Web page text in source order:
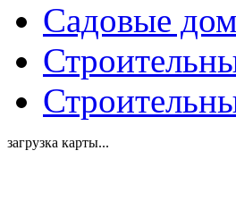
Садовые
загрузка карты...